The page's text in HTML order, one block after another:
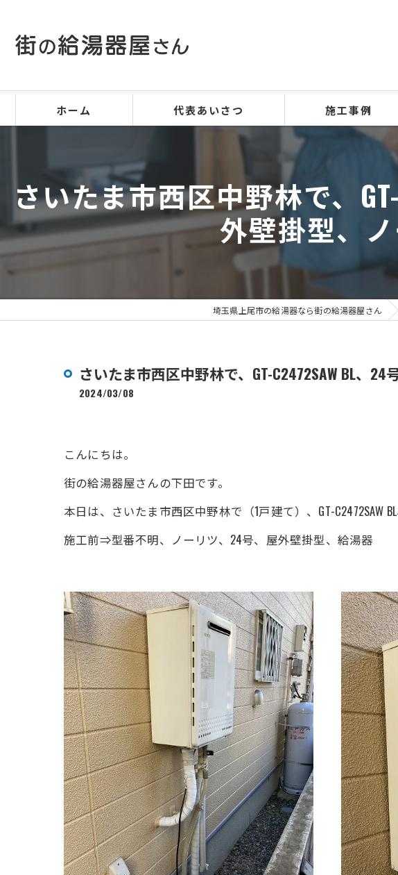
ホーム 代表あいさつ 施工事例
さいたま市西区中野林で、
外壁掛型、
埼玉県上尾市の給湯器なら街の給湯器屋さん
さいたま市西区中野林で、GT-C2472SAW BL、
2024/03/08
こんにちは。
街の給湯器屋さんの下田です。
本日は、さいたま市西区中野林で（1戸建て）、GT-
施工前⇒型番不明、ノーリツ、24号、屋外壁掛型、給湯器